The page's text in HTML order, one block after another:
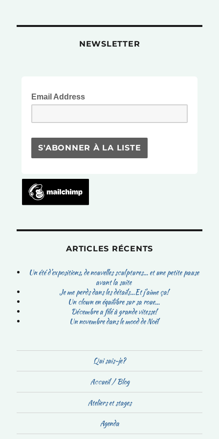
blog!
blog
NEWSLETTER
Email Address
ARTICLES RÉCENTS
Un été d’expositions, de nouvelles sculptures… et une petite pause
avant la suite
Je me perds dans les détails…Et j’aime ça!
Un clown en équilibre sur sa roue…
Décembre a filé à grande vitesse!
Un novembre dans le mood de Noël
Qui suis-je?
Accueil / Blog
Ateliers et stages
Agenda